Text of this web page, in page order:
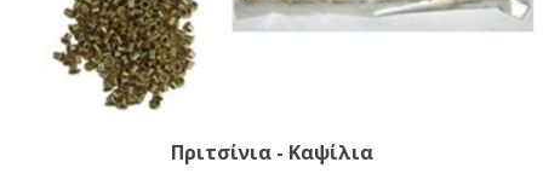
Πριτσίνια - Καψίλια